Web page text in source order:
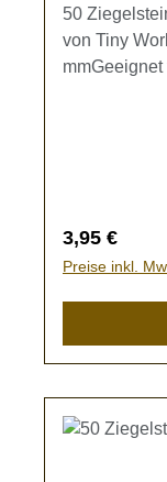
50
von Tiny
Regulärer
3,95 €
Preise inkl.